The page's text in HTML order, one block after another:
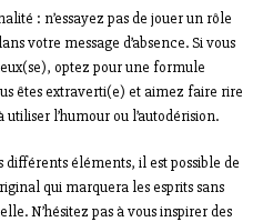
: n’essayez pas de jouer un rôle
votre message d’absence. Si vous
optez pour une formule
êtes extraverti(e) et aimez faire rire
utiliser l’humour ou l’autodérision.
éléments, il est possible de
qui marquera les esprits sans
N’hésitez pas à vous inspirer des